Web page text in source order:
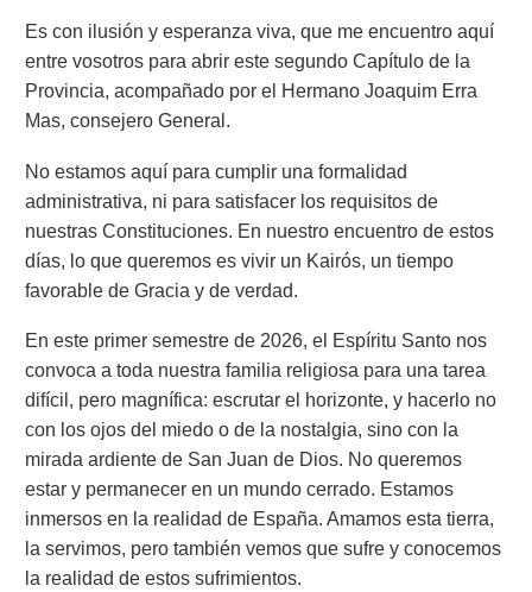
Es con ilusión y esperanza viva, que me encuentro aquí
entre vosotros para abrir este segundo Capítulo de la
Provincia, acompañado por el Hermano Joaquim Erra
Mas, consejero General.
No estamos aquí para cumplir una formalidad
administrativa, ni para satisfacer los requisitos de
nuestras Constituciones. En nuestro encuentro de estos
días, lo que queremos es vivir un Kairós, un tiempo
favorable de Gracia y de verdad.
En este primer semestre de 2026, el Espíritu Santo nos
convoca a toda nuestra familia religiosa para una tarea
difícil, pero magnífica: escrutar el horizonte, y hacerlo no
con los ojos del miedo o de la nostalgia, sino con la
mirada ardiente de San Juan de Dios. No queremos
estar y permanecer en un mundo cerrado. Estamos
inmersos en la realidad de España. Amamos esta tierra,
la servimos, pero también vemos que sufre y conocemos
la realidad de estos sufrimientos.